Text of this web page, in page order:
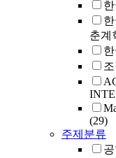
춘계
(29)
주제분류